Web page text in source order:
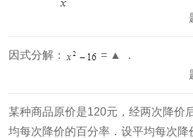
因式分解：
= ▲ ．
某种商品原价是120元，经两次降价
均每次降价的百分率．设平均每次降